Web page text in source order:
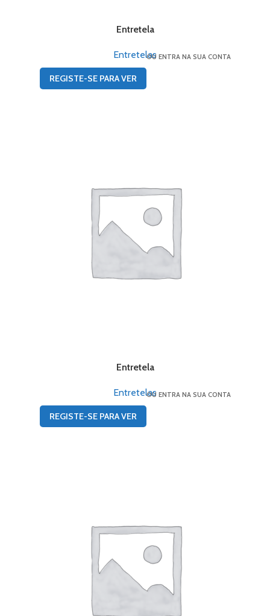
Entretela
Entretelas
REGISTE-SE PARA VER
OU ENTRA NA SUA CONTA
Entretela
Entretelas
REGISTE-SE PARA VER
OU ENTRA NA SUA CONTA